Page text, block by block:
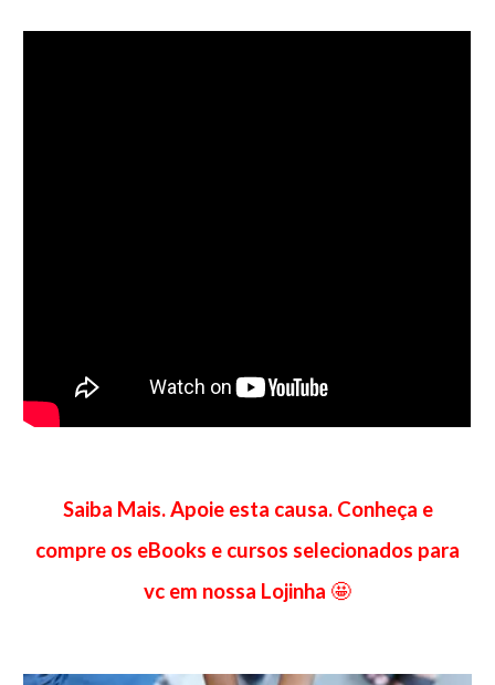
Saiba Mais. Apoie esta causa. Conheça e
compre os eBooks e cursos selecionados para
vc em nossa Lojinha 🤩